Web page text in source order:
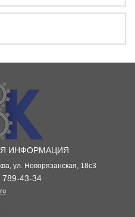
ИНФОРМАЦИЯ
ул. Новорязанская, 18с3
789-43-34